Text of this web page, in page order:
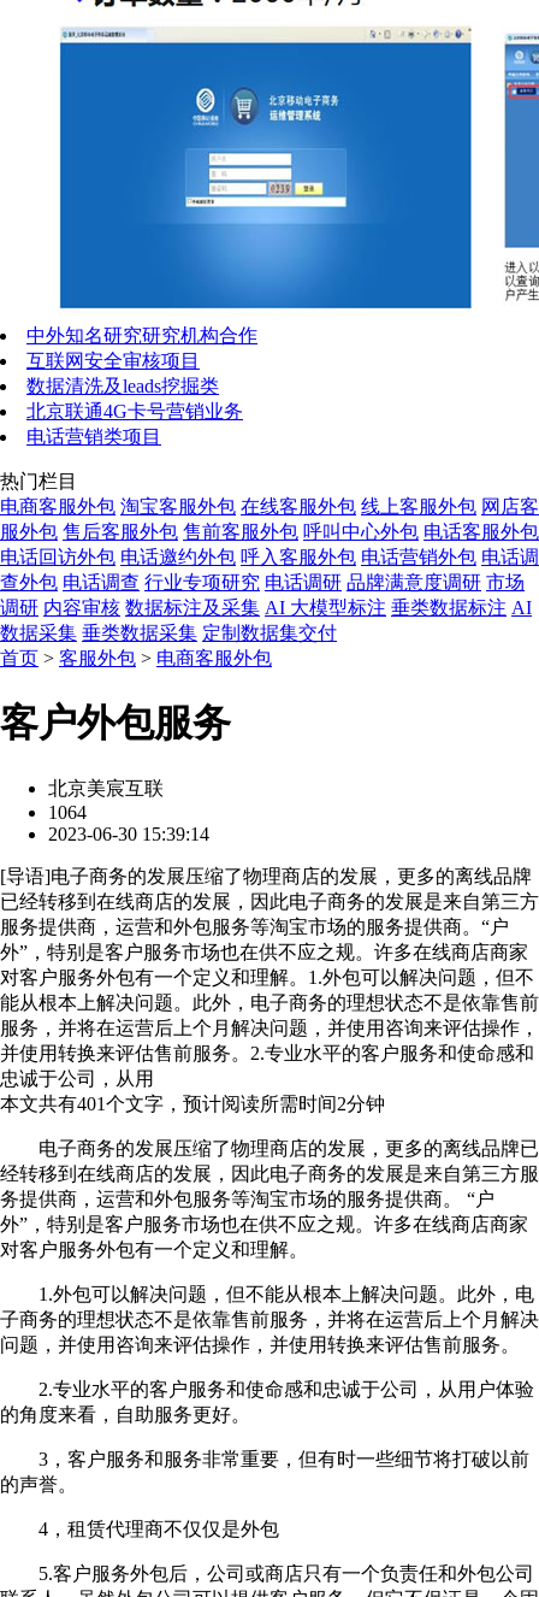
中外知名研究研究机构合作
互联网安全审核项目
数据清洗及leads挖掘类
北京联通4G卡号营销业务
电话营销类项目
热门栏目
电商客服外包 淘宝客服外包 在线客服外包 线上客服外包 网店客
服外包 售后客服外包 售前客服外包 呼叫中心外包 电话客服外包
电话回访外包 电话邀约外包 呼入客服外包 电话营销外包 电话调
查外包 电话调查 行业专项研究 电话调研 品牌满意度调研 市场
调研 内容审核 数据标注及采集 AI 大模型标注 垂类数据标注 AI
数据采集 垂类数据采集 定制数据集交付
首页 > 客服外包 > 电商客服外包
客户外包服务
北京美宸互联
1064
2023-06-30 15:39:14
[导语]电子商务的发展压缩了物理商店的发展，更多的离线品牌
已经转移到在线商店的发展，因此电子商务的发展是来自第三方
服务提供商，运营和外包服务等淘宝市场的服务提供商。“户
外”，特别是客户服务市场也在供不应之规。许多在线商店商家
对客户服务外包有一个定义和理解。1.外包可以解决问题，但不
能从根本上解决问题。此外，电子商务的理想状态不是依靠售前
服务，并将在运营后上个月解决问题，并使用咨询来评估操作，
并使用转换来评估售前服务。2.专业水平的客户服务和使命感和
忠诚于公司，从用
本文共有401个文字，预计阅读所需时间2分钟
电子商务的发展压缩了物理商店的发展，更多的离线品牌已
经转移到在线商店的发展，因此电子商务的发展是来自第三方服
务提供商，运营和外包服务等淘宝市场的服务提供商。 “户
外”，特别是客户服务市场也在供不应之规。许多在线商店商家
对客户服务外包有一个定义和理解。
1.外包可以解决问题，但不能从根本上解决问题。此外，电
子商务的理想状态不是依靠售前服务，并将在运营后上个月解决
问题，并使用咨询来评估操作，并使用转换来评估售前服务。
2.专业水平的客户服务和使命感和忠诚于公司，从用户体验
的角度来看，自助服务更好。
3，客户服务和服务非常重要，但有时一些细节将打破以前
的声誉。
4，租赁代理商不仅仅是外包
5.客户服务外包后，公司或商店只有一个负责任和外包公司